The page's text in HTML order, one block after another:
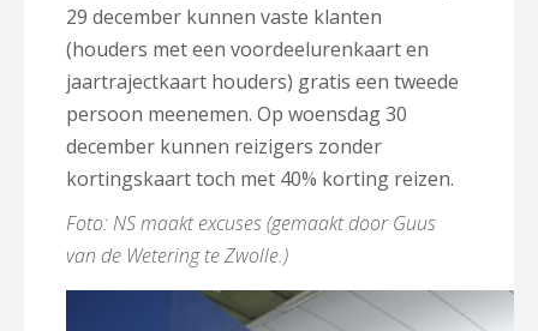
29 december kunnen vaste klanten
(houders met een voordeelurenkaart en
jaartrajectkaart houders) gratis een tweede
persoon meenemen. Op woensdag 30
december kunnen reizigers zonder
kortingskaart toch met 40% korting reizen.
Foto: NS maakt excuses (gemaakt door Guus
van de Wetering te Zwolle.)